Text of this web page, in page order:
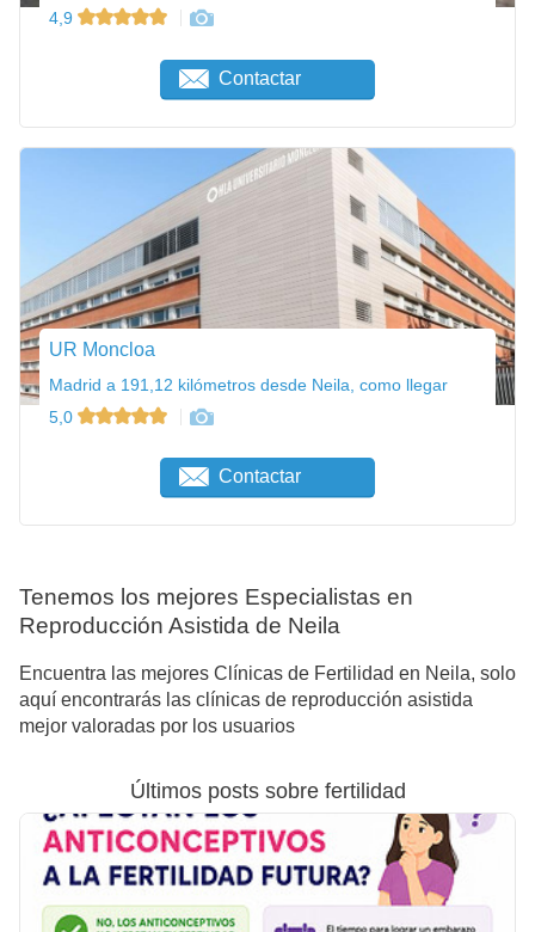
4,9
Contactar
UR Moncloa
Madrid a 191,12 kilómetros desde Neila, como llegar
5,0
Contactar
Tenemos los mejores Especialistas en
Reproducción Asistida de Neila
Encuentra las mejores Clínicas de Fertilidad en Neila, solo
aquí encontrarás las clínicas de reproducción asistida
mejor valoradas por los usuarios
Últimos posts sobre fertilidad